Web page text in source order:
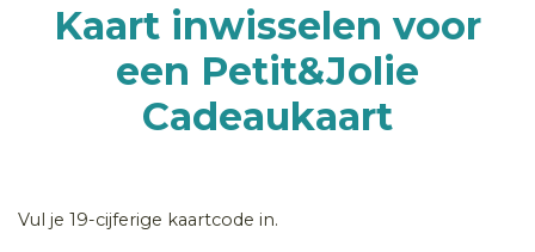
Kaart inwisselen voor
een Petit&Jolie
Cadeaukaart
Vul je 19-cijferige kaartcode in.